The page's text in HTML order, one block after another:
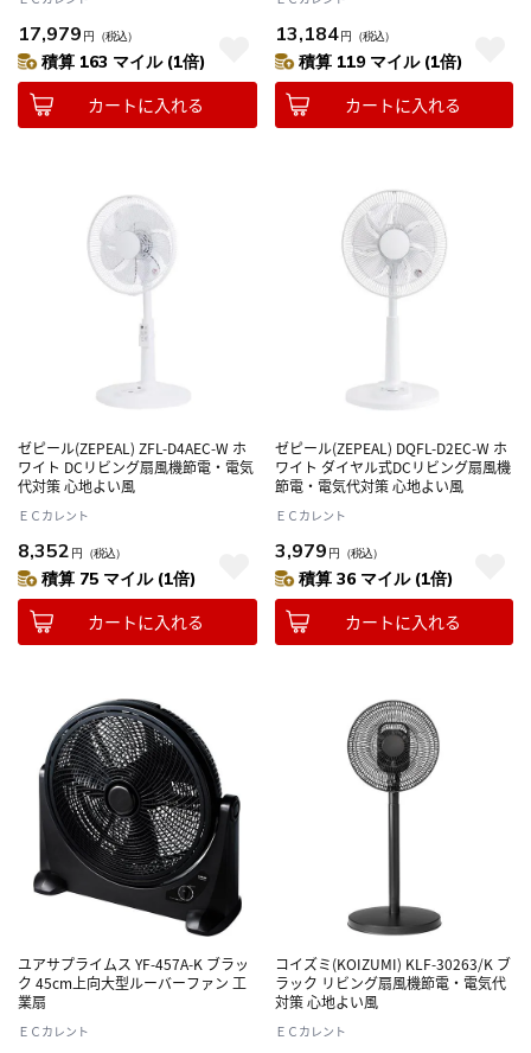
17,979 円 （税込）
積算 163 マイル (1倍)
カートに入れる
13,184円 （税込）
積算 119 マイル (1倍)
カートに入れる
ゼピール(ZEPEAL) ZFL-D4AEC-W ホ
ワイト DCリビング扇風機節電・電気
代対策 心地よい風
ＥＣカレント
8,352 円 （税込）
積算 75 マイル (1倍)
カートに入れる
ゼピール(ZEPEAL) DQFL-D2EC-W ホ
ワイト ダイヤル式DCリビング扇風機
節電・電気代対策 心地よい風
ＥＣカレント
3,979 円 （税込）
積算 36 マイル (1倍)
カートに入れる
ユアサプライムス YF-457A-K ブラッ
ク 45cm上向大型ルーバーファン 工
業扇
ＥＣカレント
コイズミ(KOIZUMI) KLF-30263/K ブ
ラック リビング扇風機節電・電気代
対策 心地よい風
ＥＣカレント